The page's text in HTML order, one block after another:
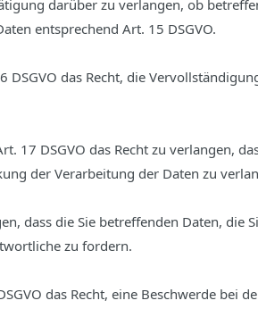
darüber zu verlangen, ob
entsprechend Art. 15 DSGVO.
DSGVO das Recht, die
17 DSGVO das Recht zu verlangen,
der Verarbeitung der Daten zu
dass die Sie betreffenden Daten,
zu fordern.
das Recht, eine Beschwerde bei